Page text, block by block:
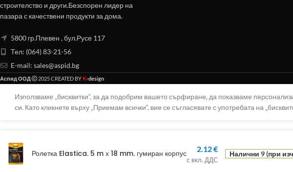
строителство и други.Безспорен лидер на
пазара с качествени продукти за дома.
5800 гр.Плевен , бул.Русе 117
Тел: (064) 83-21-56
E-mail: sales@aspid.bg
Аспид ООД 2025 CREATED BY K-design
Използваме „бисквитки“, за да подобрим вашето сърфиране, да показваме
си. Като кликнете върху „Приемам всички“, вие се съгласявате с употребата на
Ролетка Elastica. 5 m х 18 mm. гумиран корпус 2.12€
с вкл. ДДС
Налични 9 (при